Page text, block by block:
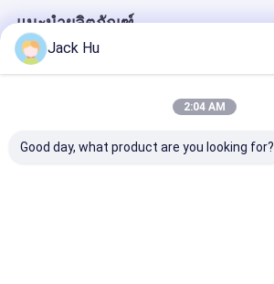
แนะนำผลิตภัณฑ์
Jack Hu
2:04 AM
Good day, what product are you looking for?